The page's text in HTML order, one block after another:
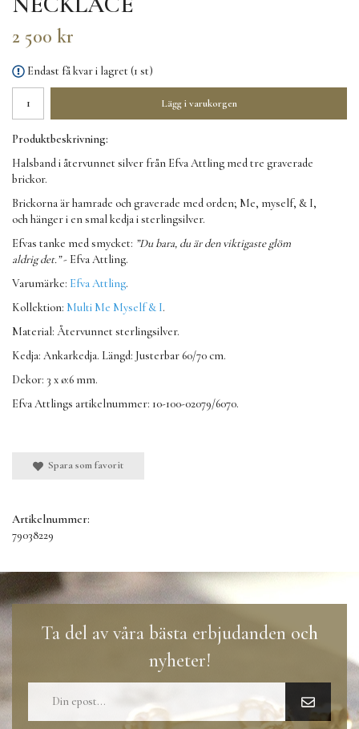
2 500 kr
Endast få kvar i lagret (1 st)
Lägg i varukorgen
Produktbeskrivning:
Halsband i återvunnet silver från Efva Attling med tre graverade
brickor.
Brickorna är hamrade och graverade med orden; Me, myself, & I,
och hänger i en smal kedja i sterlingsilver.
Efvas tanke med smycket: ”Du bara, du är den viktigaste glöm
aldrig det.”- Efva Attling.
Varumärke: Efva Attling.
Kollektion: Multi Me Myself & I.
Material: Återvunnet sterlingsilver.
Kedja: Ankarkedja. Längd: Justerbar 60/70 cm.
Dekor: 3 x ø:6 mm.
Efva Attlings artikelnummer: 10-100-02079/6070.
Spara som favorit
Artikelnummer:
79038229
Ta del av våra bästa erbjudanden och
nyheter!